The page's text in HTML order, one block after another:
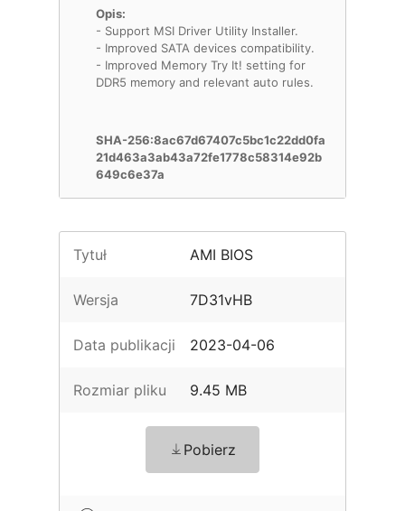
Opis:
- Support MSI Driver Utility Installer.
- Improved SATA devices compatibility.
- Improved Memory Try It! setting for
DDR5 memory and relevant auto rules.
SHA-256:8ac67d67407c5bc1c22dd0fa
21d463a3ab43a72fe1778c58314e92b
649c6e37a
Tytuł AMI BIOS
Wersja 7D31vHB
Data publikacji 2023-04-06
Rozmiar pliku 9.45 MB
Pobierz